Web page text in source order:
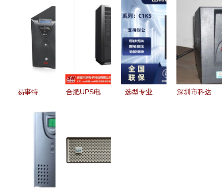
数 huawei
不间断电源
格详解及批
GXE06K00TL1101C00
助力广东用
户保障电力
安全
C3K UPS
电源现货特
惠，实现稳
定不间断供
电
易事特
进三出高频
UPS不间断
15kVA的可
靠之选
合肥UPS电
市场主流选
择
选型专业
深圳市科达